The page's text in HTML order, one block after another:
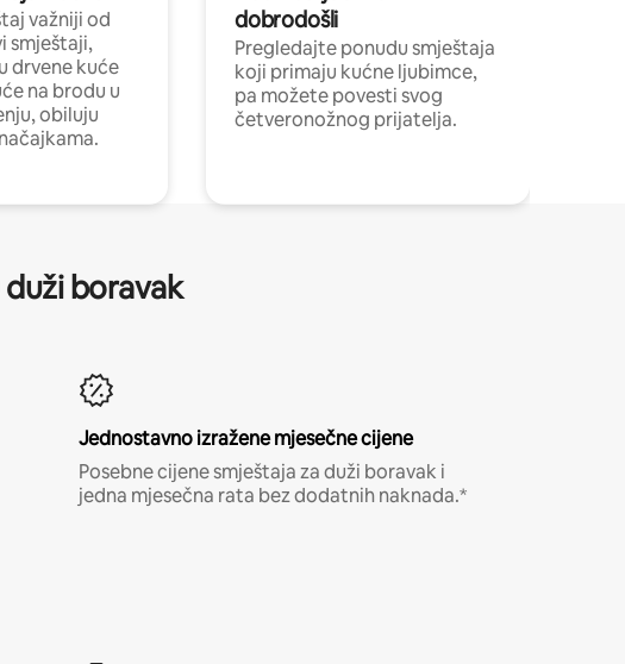
važniji od
smještaji,
drvene kuće
na brodu u
obiluju
dobrodošli
Pregledajte ponudu smještaja
koji primaju kućne ljubimce,
pa možete povesti svog
četveronožnog prijatelja.
boravak
Jednostavno izražene mjesečne cijene
Posebne cijene smještaja za duži boravak i
jedna mjesečna rata bez dodatnih naknada.*